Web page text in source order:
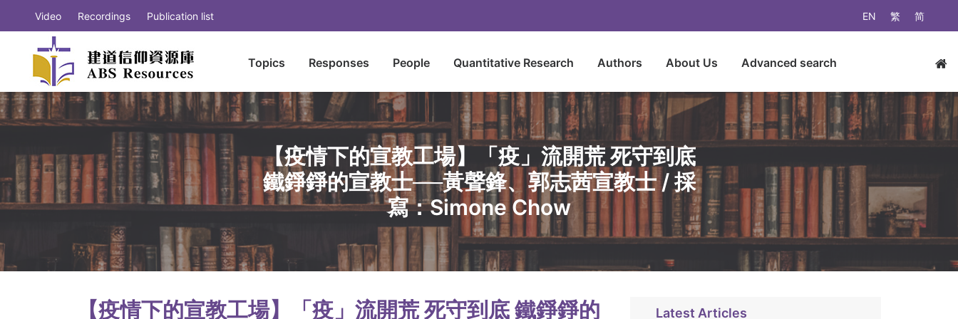
EN 繁 简
Video Recordings Publication list
Topics Responses People Quantitative Research Authors About Us Advanced search
【疫情下的宣教工場】「疫」流開荒 死守到底
鐵錚錚的宣教士──黃聲鋒、郭志茜宣教士 / 採
寫：Simone Chow
【疫情下的宣教工場】「疫」流開荒 死守到底 鐵錚錚的 Latest Articles